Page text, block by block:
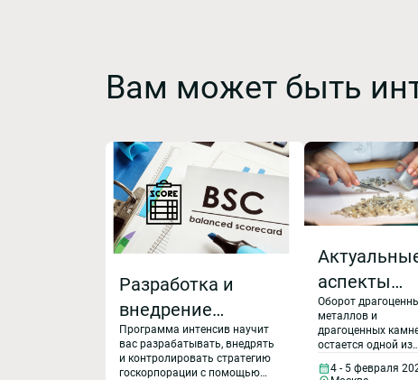
Вам может быть
Разработка и
внедрение
стратегии
развития
Программа интенсив научит
вас разрабатывать, внедрять
и контролировать стратегию
госкорпорации с помощью
аспекты
учета
металлов и
Оборот
металлов и
драгоценных
остается одной из
регулируемых сфер
4 - 5 февраля